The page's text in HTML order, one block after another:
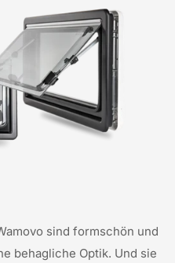
sind formschön und
behagliche Optik. Und sie